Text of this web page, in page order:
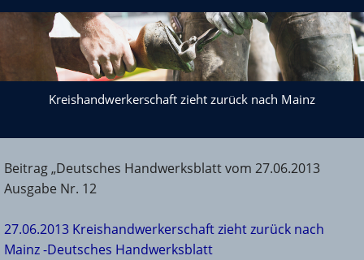
Kreishandwerkerschaft zieht zurück nach Mainz
Beitrag „Deutsches Handwerksblatt vom 27.06.2013
Ausgabe Nr. 12
27.06.2013 Kreishandwerkerschaft zieht zurück nach
Mainz -Deutsches Handwerksblatt